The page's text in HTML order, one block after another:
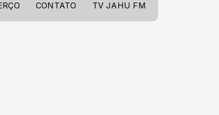
CONTATO TV JAHU FM